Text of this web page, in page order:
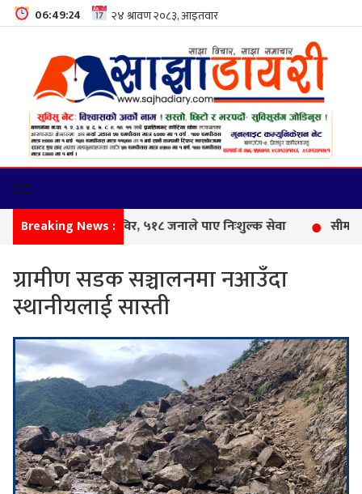
06:49:25
Breaking News :
ग्रामीण सडक सञ्चालनमा नआउँदा
स्थानीयलाई सास्ती